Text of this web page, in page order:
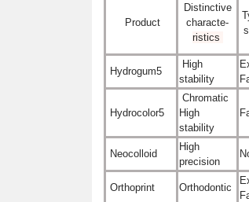
Product
Distinctive
characte-
ristics
Hydrogum5
High
stability
Hydrocolor5
Chromatic
High
stability
Neocolloid
High
precision
Orthoprint Orthodontic